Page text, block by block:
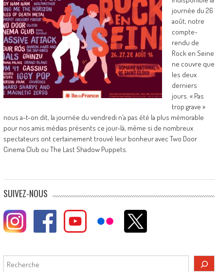
journée du 26
août, notre
compte-
rendu de
Rock en Seine
ne couvre que
les deux
derniers
jours. « Pas
trop grave »
nous a-t-on dit, la journée du vendredi n’a pas été la plus mémorable
pour nos amis médias présents ce jour-là, même si de nombreux
spectateurs ont certainement trouvé leur bonheur avec Two Door
Cinema Club ou The Last Shadow Puppets.
SUIVEZ-NOUS
Rechercher